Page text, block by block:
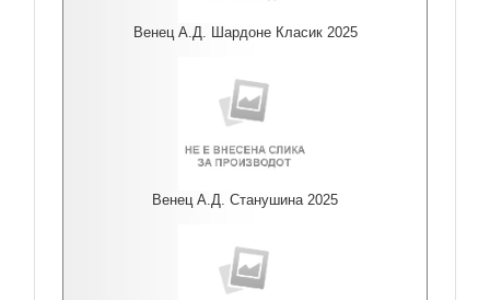
Венец А.Д. Шардоне Класик 2025
Венец А.Д. Станушина 2025